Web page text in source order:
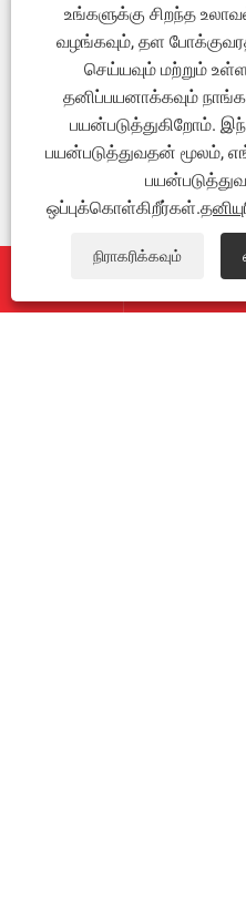
உங்களுக்கு சிறந்த
வழங்கவும், தள
செய்யவும் மற்றும்
தனிப்பயனாக்கவும்
பயன்படுத்துகிறோம்.
பயன்படுத்துவதன் மூலம்,
ஒப்புக்கொள்கிறீர்கள்.
நிராகரிக்கவும்